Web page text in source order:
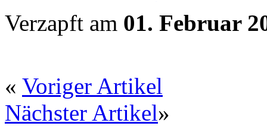
Verzapft am 01. Februar
« Voriger Artikel
Nächster Artikel»